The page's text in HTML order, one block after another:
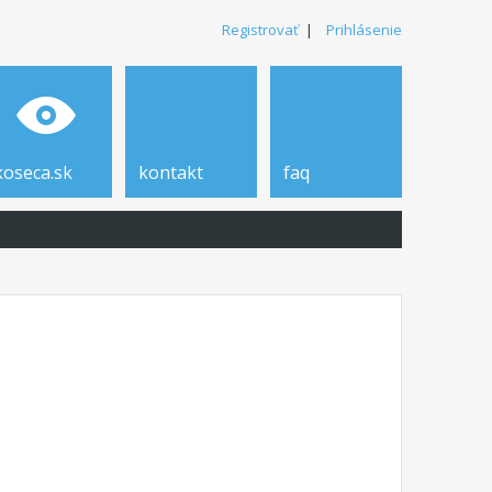
Registrovať| Prihlásenie
kontakt faq